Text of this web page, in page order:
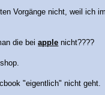
Vorgänge nicht, weil ich
die beiapple nicht????
"eigentlich" nicht geht.